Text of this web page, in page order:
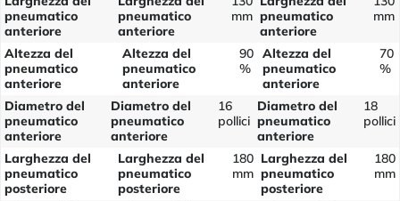
pneumatico
anteriore
pneumatico
anteriore
mm pneumatico
anteriore
mm
Altezza del
pneumatico
anteriore
Altezza del
pneumatico
anteriore
90
%
Altezza del
pneumatico
anteriore
70
%
Diametro del
pneumatico
anteriore
Diametro del
pneumatico
anteriore
16
pollici
Diametro del
pneumatico
anteriore
18
pollici
Larghezza del
pneumatico
posteriore
Larghezza del
pneumatico
posteriore
180
mm
Larghezza del
pneumatico
posteriore
180
mm